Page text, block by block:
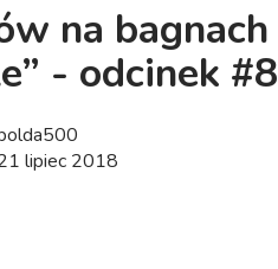
na bagnach
- odcinek #8
lipiec 2018